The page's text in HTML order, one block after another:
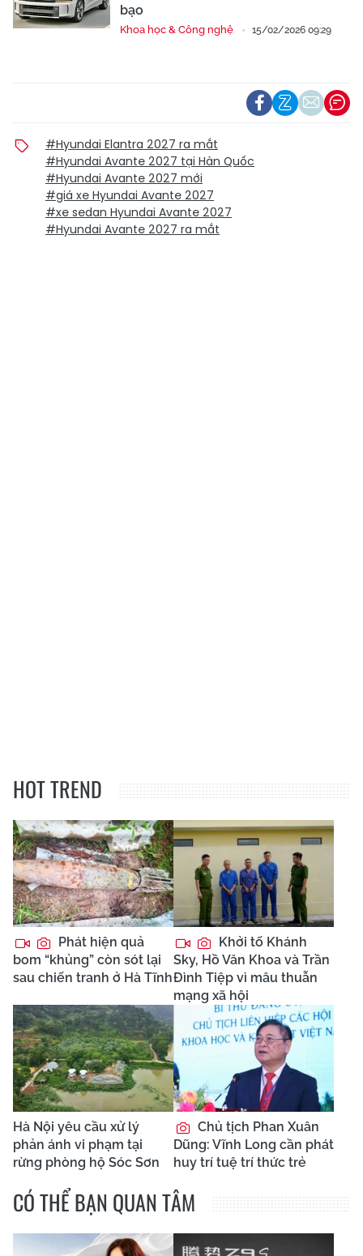
bạo
Khoa học & Công nghệ 15/02/2026 09:29
#Hyundai Elantra 2027 ra mắt
#Hyundai Avante 2027 tại Hàn Quốc
#Hyundai Avante 2027 mới
#giá xe Hyundai Avante 2027
#xe sedan Hyundai Avante 2027
#Hyundai Avante 2027 ra mắt
HOT TREND
Phát hiện quả
bom “khủng” còn sót lại
sau chiến tranh ở Hà Tĩnh
Khởi tố Khánh
Sky, Hồ Văn Khoa và Trần
Đình Tiệp vì mâu thuẫn
mạng xã hội
Hà Nội yêu cầu xử lý
phản ánh vi phạm tại
rừng phòng hộ Sóc Sơn
Chủ tịch Phan Xuân
Dũng: Vĩnh Long cần phát
huy trí tuệ trí thức trẻ
CÓ THỂ BẠN QUAN TÂM